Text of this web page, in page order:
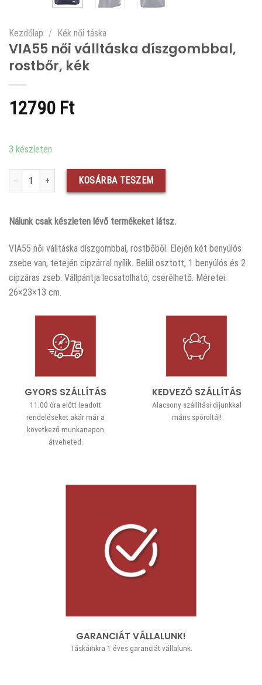
Kezdőlap / Kék női táska
VIA55 női válltáska díszgombbal,
rostbőr, kék
12790 Ft
3 készleten
VIA55 női válltáska díszgombbal, rostbőr, kék mennyiség
KOSÁRBA TESZEM
Nálunk csak készleten lévő termékeket látsz.
VIA55 női válltáska díszgombbal, rostbőből. Elején két benyúlós
zsebe van, tetején cipzárral nyílik. Belül osztott, 1 benyúlós és 2
cipzáras zseb. Vállpántja lecsatolható, cserélhető. Méretei:
26×23×13 cm.
GYORS SZÁLLÍTÁS
11:00 óra előtt leadott
rendeléseket akár már a
következő munkanapon
átveheted.
KEDVEZŐ SZÁLLÍTÁS
Alacsony szállítási díjunkkal
máris spóroltál!
GARANCIÁT VÁLLALUNK!
Táskáinkra 1 éves garanciát vállalunk.